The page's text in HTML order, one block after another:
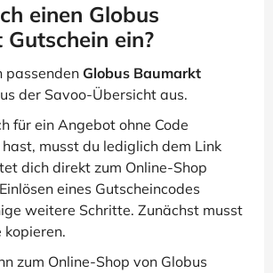
einen Globus
ein?
passenden Globus Baumarkt
der Savoo-Übersicht aus.
für ein Angebot ohne Code
musst du lediglich dem Link
dich direkt zum Online-Shop
eines Gutscheincodes
weitere Schritte. Zunächst musst
kopieren.
zum Online-Shop von Globus